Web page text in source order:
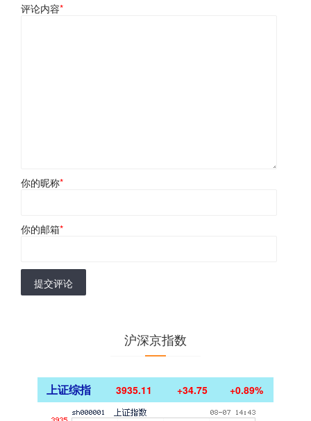
评论内容*
你的昵称*
你的邮箱*
提交评论
沪深京指数
上证综指 3935.11 +34.75 +0.89%